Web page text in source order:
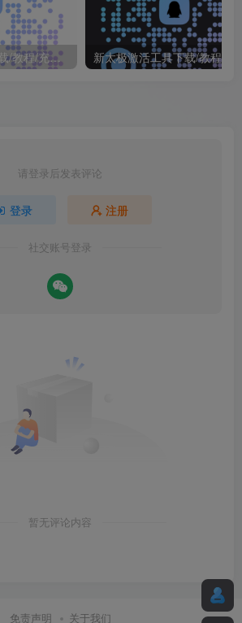
新太极激活工具下载/教程/充值/开户(QQ交流群号749113977)
请登录后发表评论
登录 注册
社交账号登录
暂无评论内容
免责声明 关于我们